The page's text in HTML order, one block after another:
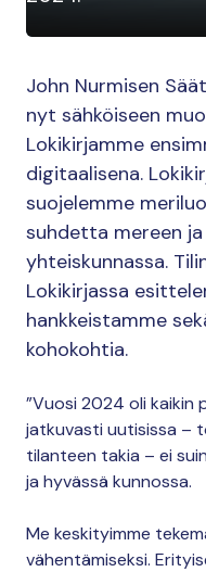
John Nurmisen
nyt sähköiseen
Lokikirjamme
digitaalisena.
suojelemme
suhdetta mereen
yhteiskunnassa.
Lokikirjassa
hankkeistamme
kohokohtia.
”Vuosi 2024 oli kaikin
jatkuvasti uutisissa –
tilanteen takia – ei
ja hyvässä kunnossa.
Me keskityimme
vähentämiseksi.